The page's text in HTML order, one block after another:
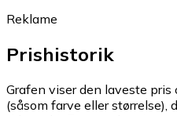
Reklame
Prishistorik
Grafen viser den laveste
(såsom farve eller